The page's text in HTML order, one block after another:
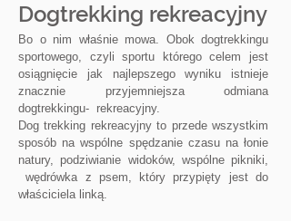
Dogtrekking rekreacyjny
Bo o nim właśnie mowa. Obok dogtrekkingu
sportowego, czyli sportu którego celem jest
osiągnięcie jak najlepszego wyniku istnieje
znacznie przyjemniejsza odmiana
dogtrekkingu- rekreacyjny.
Dog trekking rekreacyjny to przede wszystkim
sposób na wspólne spędzanie czasu na łonie
natury, podziwianie widoków, wspólne pikniki,
wędrówka z psem, który przypięty jest do
właściciela linką.